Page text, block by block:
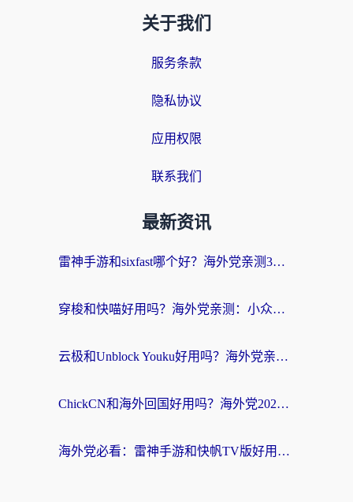
关于我们
服务条款
隐私协议
应用权限
联系我们
最新资讯
雷神手游和sixfast哪个好？海外党亲测3款回国加速器，教你选对不踩坑
穿梭和快喵好用吗？海外党亲测：小众加速器对比+番茄加速器深度体验
云极和Unblock Youku好用吗？海外党亲测+2026回国加速器避坑指南
ChickCN和海外回国好用吗？海外党2026亲测：从手游到影音，选对加速器的3个关键
海外党必看：雷神手游和快帆TV版好用吗？3步选对回国加速器不踩坑